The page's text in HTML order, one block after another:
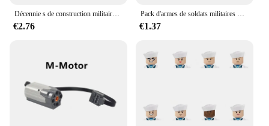
Décennie s de construction militaires pour enfants, fantômes, forces spéciales, soldats, figurines, bandits, accessoires, odor, sacs à dos, gilets, armes environnementales, jouet, chaud
€2.76
Pack d'armes de soldats militaires WW2, mini figurines d'action, pistolets Swat City, pièces de l'armée Arma MOC, accessoires, briques de construction nocturnes
€1.37